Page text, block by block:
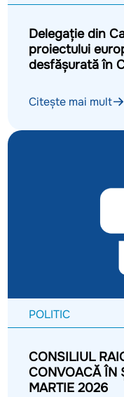
Delegație din
proiectului
desfășurată în
Citește mai mult
POLITIC
CONSILIUL
CONVOACĂ ÎN
MARTIE 2026